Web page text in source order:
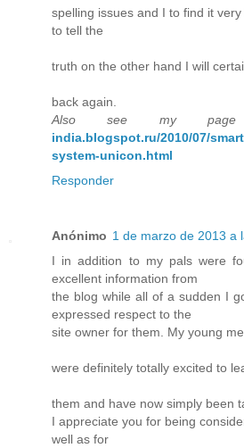
spelling issues and I to find it
to tell the
truth on the other hand I will
back again.
Also see my page
india.blogspot.ru/2010/07/
system-unicon.html
Responder
Anónimo 1 de marzo de 2013 a
I in addition to my pals were
excellent information from
the blog while all of a sudden I
expressed respect to the
site owner for them. My young
were definitely totally excited to
them and have now simply been
I appreciate you for being
well as for